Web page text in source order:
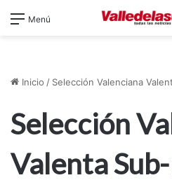
Menú
Inicio / Selección Valenciana
Selección
Valenta